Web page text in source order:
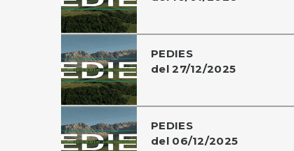
PEDIES
del 27/12/2025
PEDIES
del 06/12/2025